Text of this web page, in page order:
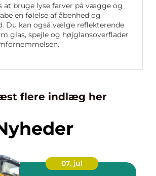
at bruge lyse farver på vægge og
en følelse af åbenhed og
Du kan også vælge reflekterende
glas, spejle og højglansoverflader
flere indlæg her
07. jul